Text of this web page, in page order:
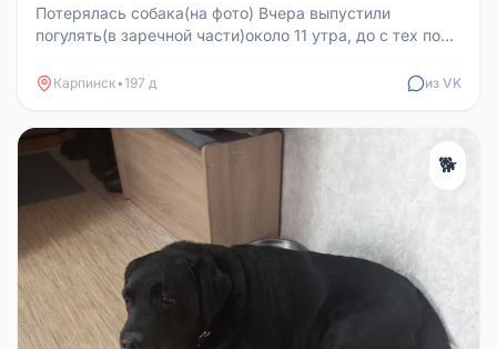
Потерялась собака(на фото) Вчера выпустили
погулять(в заречной части)около 11 утра, до с тех пор
Карпинск•197 д из VK
🐕